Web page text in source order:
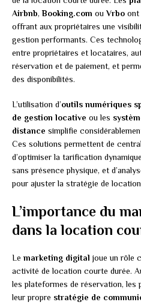
Airbnb,Booking.com ouVrbo ont
offrant aux propriétaires une
gestion performants. Ces
entre propriétaires et locataires,
réservation et de paiement, et
des disponibilités.
L’utilisation d’outils numériques
de gestion locative ou les
distance simplifie
Ces solutions permettent de
d’optimiser la tarification
sans présence physique, et
pour ajuster la stratégie de
L’importance du
dans la location
Le marketing digital joue un rôle
activité de location courte durée.
les plateformes de réservation, les
leur propre stratégie de